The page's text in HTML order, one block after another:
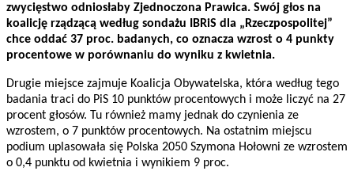
zwycięstwo odniosłaby Zjednoczona Prawica. Swój głos na
koalicję rządzącą według sondażu IBRiS dla „Rzeczpospolitej”
chce oddać 37 proc. badanych, co oznacza wzrost o 4 punkty
procentowe w porównaniu do wyniku z kwietnia.
Drugie miejsce zajmuje Koalicja Obywatelska, która według tego
badania traci do PiS 10 punktów procentowych i może liczyć na 27
procent głosów. Tu również mamy jednak do czynienia ze
wzrostem, o 7 punktów procentowych. Na ostatnim miejscu
podium uplasowała się Polska 2050 Szymona Hołowni ze wzrostem
o 0,4 punktu od kwietnia i wynikiem 9 proc.